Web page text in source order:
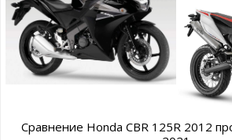
Сравнение Honda CBR 125R 2012